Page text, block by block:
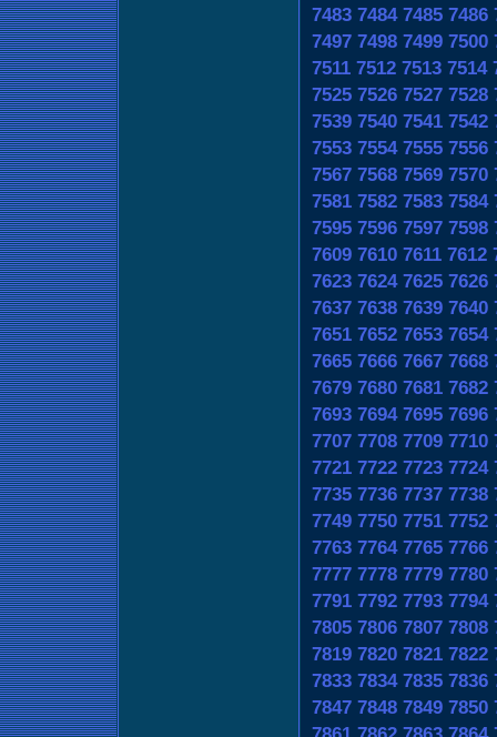
7483 7484 7485 7486
7497 7498 7499 7500
7511 7512 7513 7514
7525 7526 7527 7528
7539 7540 7541 7542
7553 7554 7555 7556
7567 7568 7569 7570
7581 7582 7583 7584
7595 7596 7597 7598
7609 7610 7611 7612
7623 7624 7625 7626
7637 7638 7639 7640
7651 7652 7653 7654
7665 7666 7667 7668
7679 7680 7681 7682
7693 7694 7695 7696
7707 7708 7709 7710
7721 7722 7723 7724
7735 7736 7737 7738
7749 7750 7751 7752
7763 7764 7765 7766
7777 7778 7779 7780
7791 7792 7793 7794
7805 7806 7807 7808
7819 7820 7821 7822
7833 7834 7835 7836
7847 7848 7849 7850